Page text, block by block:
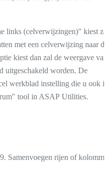
links (celverwijzingen)" kiest
met een celverwijzing naar de
kiest dan zal de weergave van
uitgeschakeld worden. De
werkblad instelling die u ook in
tool in ASAP Utilities.
Samenvoegen rijen of